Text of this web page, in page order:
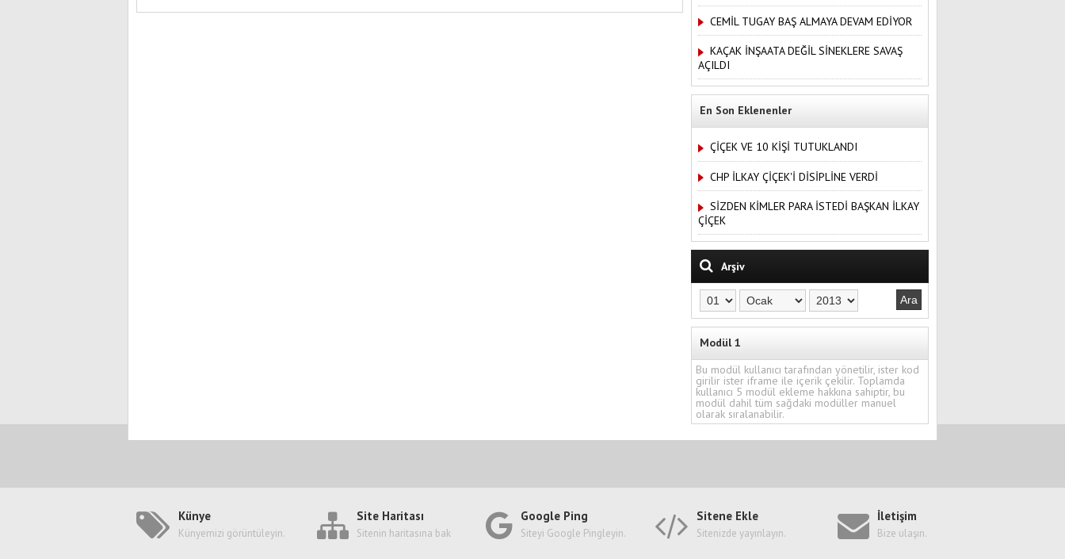
CEMİL TUGAY BAŞ ALMAYA DEVAM EDİYOR
KAÇAK İNŞAATA DEĞİL SİNEKLERE SAVAŞ
AÇILDI
En Son Eklenenler
ÇİÇEK VE 10 KİŞİ TUTUKLANDI
CHP İLKAY ÇİÇEK'İ DİSİPLİNE VERDİ
SİZDEN KİMLER PARA İSTEDİ BAŞKAN İLKAY
ÇİÇEK
Arşiv
Modül 1
Bu modül kullanıcı tarafından yönetilir, ister kod
girilir ister iframe ile içerik çekilir. Toplamda
kullanıcı 5 modül ekleme hakkına sahiptir, bu
modül dahil tüm sağdaki modüller manuel
olarak sıralanabilir.
Künye
Künyemizi görüntüleyin.
Site Haritası
Sitenin haritasına bak
Google Ping
Siteyi Google Pingleyin.
Sitene Ekle
Sitenizde yayınlayın.
İletişim
Bize ulaşın.